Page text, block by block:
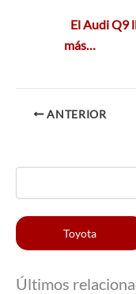
El Audi Q9
más…
ANTERIOR
Toyota
Últimos